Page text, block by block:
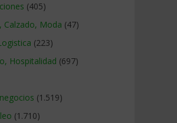
(405)
Calzado, Moda (47)
(223)
Hospitalidad (697)
(1.519)
(1.710)